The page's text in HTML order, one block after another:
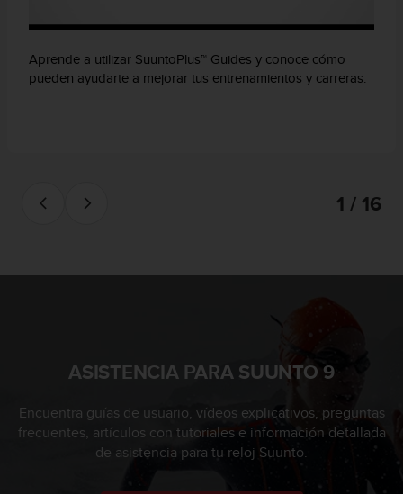
Aprende a utilizar SuuntoPlus™ Guides y conoce cómo
pueden ayudarte a mejorar tus entrenamientos y carreras.
1 / 16
ASISTENCIA PARA SUUNTO 9
Encuentra guías de usuario, vídeos explicativos, preguntas
frecuentes, artículos con tutoriales e información detallada
de asistencia para tu reloj Suunto.